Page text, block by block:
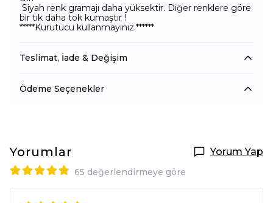
Siyah renk gramajı daha yüksektir. Diğer renklere göre
bir tık daha tok kumaştır !
*****Kurutucu kullanmayınız.******
Teslimat, İade & Değişim
Ödeme Seçenekler
Yorumlar Yorum Yap
65 değerlendirmeye göre